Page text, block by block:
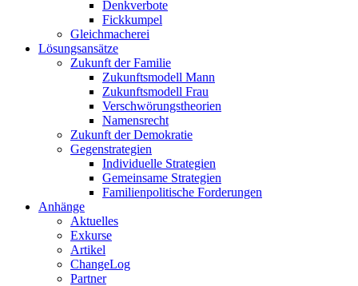
Denkverbote
Fickkumpel
Gleichmacherei
Lösungsansätze
Zukunft der Familie
Zukunftsmodell Mann
Zukunftsmodell Frau
Verschwörungstheorien
Namensrecht
Zukunft der Demokratie
Gegenstrategien
Individuelle Strategien
Gemeinsame Strategien
Familienpolitische Forderungen
Anhänge
Aktuelles
Exkurse
Artikel
ChangeLog
Partner